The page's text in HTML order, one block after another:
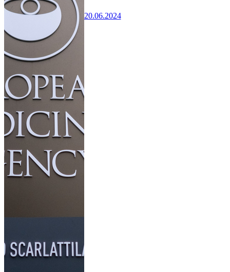
20.06.2024